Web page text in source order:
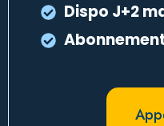
Dispo J+2